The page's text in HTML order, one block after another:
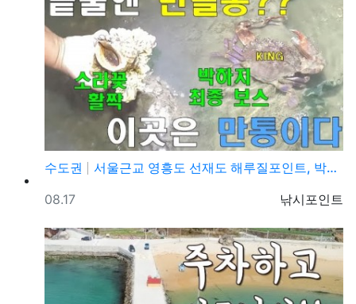
수도권
서울근교 영흥도 선재도 해루질포인트, 박하지, 소라 야…
등록자
낚시포인트
등록일
08.17